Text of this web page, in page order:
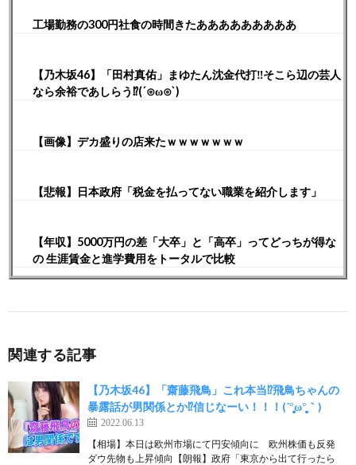
工場勤務の300円社食の時間きたあああああああああ
【乃木坂46】「田村真佑」まゆたん沈金代打‼︎そこら辺の芸人
なら余裕であしらう⁉︎(´⊙ω⊙`)
【画像】デカ盛りの店来たｗｗｗｗｗｗｗ
【悲報】日本政府「税金を払ってない職業を紹介します」
【年収】5000万円の差「大卒」と「高卒」ってどっちが得な
の 生涯賃金と進学費用をトータルで比較
関連する記事
【乃木坂46】「齋藤飛鳥」これ本当⁉︎飛鳥ちゃんの
暴露話が男関係とか⁉︎信じなーい！！！(´°̥̥̥̥̥̥̥̥ω°̥̥̥̥̥̥̥̥｀)
2022.06.13
【相場】本日は欧州市場にて円安傾向に 欧州株価も反発
ダウ先物も上昇傾向【朗報】政府「東京から出て行ったら